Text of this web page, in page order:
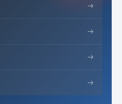
→
→
→
→